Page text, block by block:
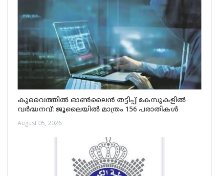
കുവൈത്തിൽ ഓൺലൈൻ തട്ടിപ്പ് കേസുകളിൽ
വർദ്ധനവ്: ജൂലൈയിൽ മാത്രം 156 പരാതികൾ
August 05, 2026